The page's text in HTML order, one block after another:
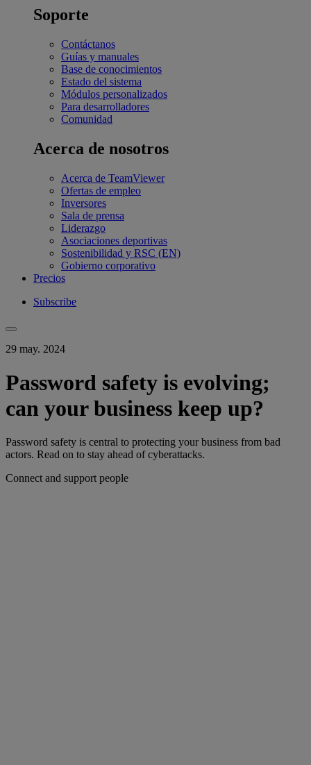
Soporte
Contáctanos
Guías y manuales
Base de conocimientos
Estado del sistema
Módulos personalizados
Para desarrolladores
Comunidad
Acerca de nosotros
Acerca de TeamViewer
Ofertas de empleo
Inversores
Sala de prensa
Liderazgo
Asociaciones deportivas
Sostenibilidad y RSC (EN)
Gobierno corporativo
Precios
Subscribe
29 may. 2024
Password safety is evolving;
can your business keep up?
Password safety is central to protecting your business from bad
actors. Read on to stay ahead of cyberattacks.
Connect and support people